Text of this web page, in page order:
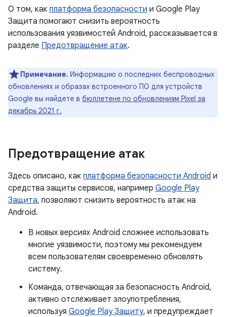
О том, как платформа безопасности и Google Play
Защита помогают снизить вероятность
использования уязвимостей Android, рассказывается в
разделе Предотвращение атак.
Примечание. Информацию о последних беспроводных
обновлениях и образах встроенного ПО для устройств
Google вы найдете в бюллетене по обновлениям Pixel за
декабрь 2021 г.
Предотвращение атак
Здесь описано, как платформа безопасности Android и
средства защиты сервисов, например Google Play
Защита, позволяют снизить вероятность атак на
Android.
В новых версиях Android сложнее использовать
многие уязвимости, поэтому мы рекомендуем
всем пользователям своевременно обновлять
систему.
Команда, отвечающая за безопасность Android,
активно отслеживает злоупотребления,
используя Google Play Защиту, и предупреждает